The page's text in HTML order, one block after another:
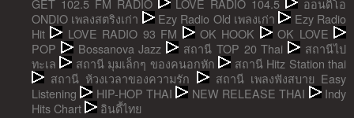
GET 102.5 FM RADIO
LOVE RADIO 104.5
ออนดิโอ
ONDIO เพลงสตริงเก่า
Ezy Radio Old เพลงเก่า
Ezy Radio
Hit
LOVE RADIO 93 FM OK HOOK
OK LOVE
POP
Bossanova Jazz สถานี TOP 20 Thai
สถานีไป
ทะเล
สถานี มุมเล็กๆ ของคนอกหัก
สถานี Hitz Station thai
สถานี ห้วงเวลาของความรัก
สถานี เพลงฟังสบาย Easy
Listening
HIP-HOP THAI NEW RELEASE THAI
Indy
Hits Chart
อินดี้ไทย